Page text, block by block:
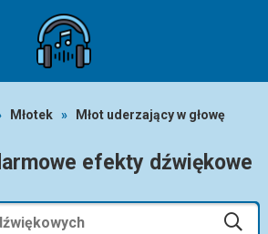
Młotek » Młot uderzający w głowę
efekty dźwiękowe